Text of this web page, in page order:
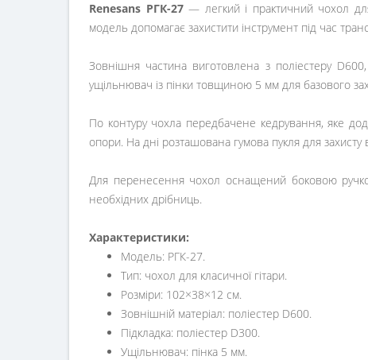
Renesans РГК-27— легкий і практичний чохол для
модель допомагає захистити інструмент під час
Зовнішня частина виготовлена з поліестеру D600,
ущільнювач із пінки товщиною 5 мм для базового
По контуру чохла передбачене кедрування, яке
опори. На дні розташована гумова пукля для захисту
Для перенесення чохол оснащений боковою
необхідних дрібниць.
Характеристики:
Модель: РГК-27.
Тип: чохол для класичної гітари.
Розміри: 102×38×12 см.
Зовнішній матеріал: поліестер D600.
Підкладка: поліестер D300.
Ущільнювач: пінка 5 мм.